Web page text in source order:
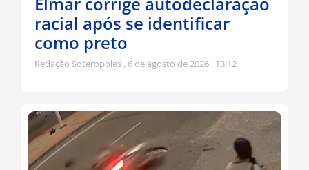
racial após se identificar
como preto
Redação Soteropoles 6 de agosto de 2026 13:12